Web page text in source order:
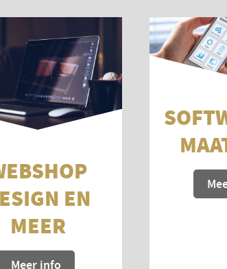
EN
MEER
Meer info